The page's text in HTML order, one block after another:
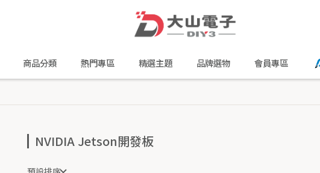
商品分類 熱門專區 精選主題 品牌選物 會員專區
NVIDIA Jetson開發板